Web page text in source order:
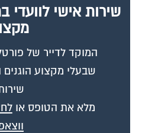
המוקד לדייר של
שבעלי מקצוע הוגנים
מלא את הטופס או